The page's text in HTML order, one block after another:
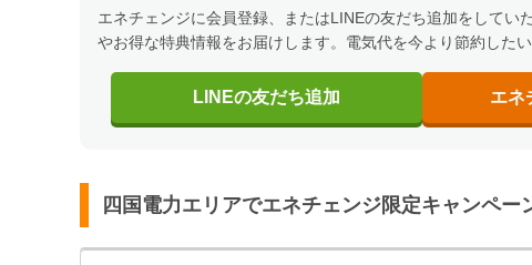
エネチェンジに会員登録、またはLINEの友だち追加をしてい
やお得な特典情報をお届けします。電気代を今より節約した
LINEの友だち追加 エネ
四国電力エリアでエネチェンジ限定キャンペー